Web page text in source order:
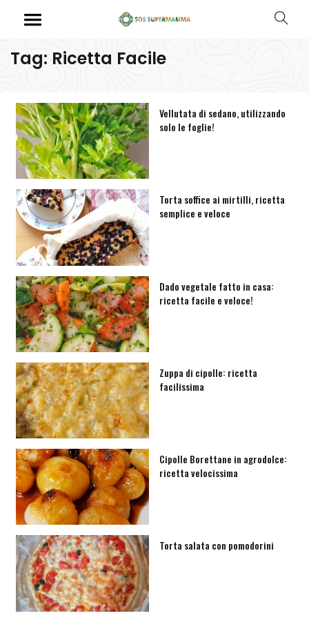
Tag: Ricetta Facile
Vellutata di sedano, utilizzando
solo le foglie!
Torta soffice ai mirtilli, ricetta
semplice e veloce
Dado vegetale fatto in casa:
ricetta facile e veloce!
Zuppa di cipolle: ricetta
facilissima
Cipolle Borettane in agrodolce:
ricetta velocissima
Torta salata con pomodorini